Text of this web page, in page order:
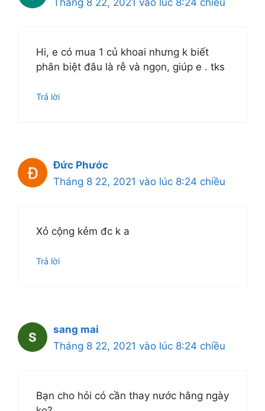
Tháng 8 22, 2021 vào lúc 8:24 chiều
Hi, e có mua 1 củ khoai nhưng k biết
phân biệt đâu là rễ và ngọn, giúp e . tks
Trả lời
Đức Phước
Tháng 8 22, 2021 vào lúc 8:24 chiều
Xỏ cộng kẻm đc k a
Trả lời
sang mai
Tháng 8 22, 2021 vào lúc 8:24 chiều
Bạn cho hỏi có cần thay nước hằng ngày